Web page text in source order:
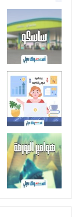
و
ر
ص
غ
ذ